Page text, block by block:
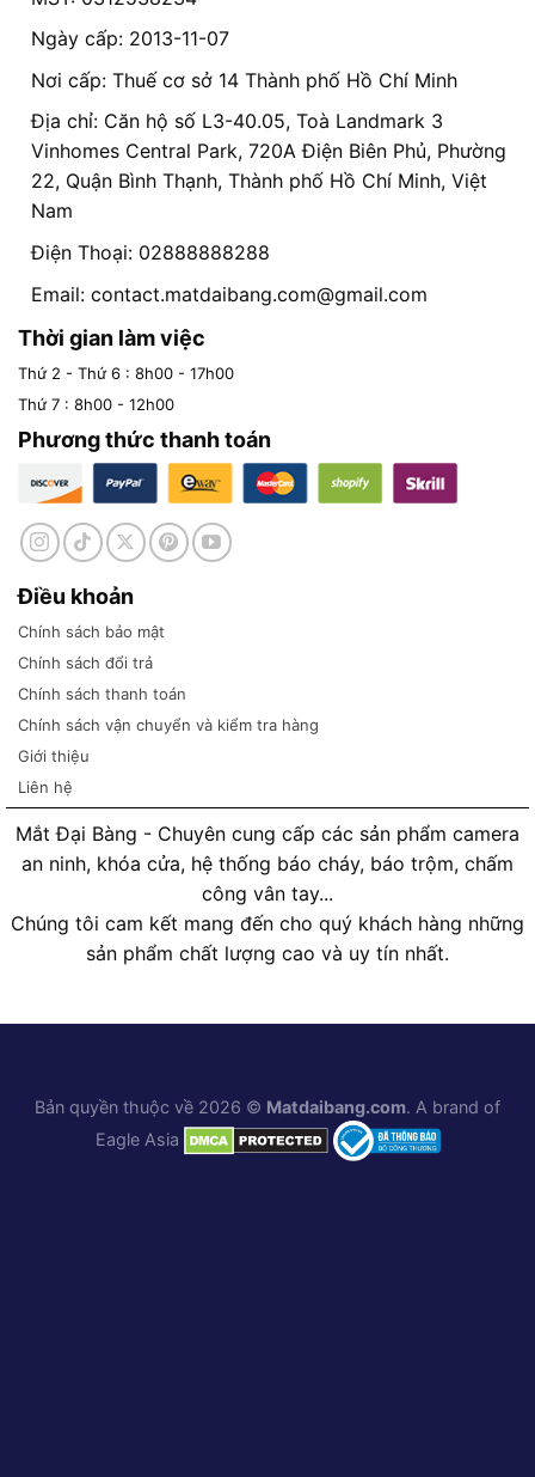
Ngày cấp: 2013-11-07
Nơi cấp: Thuế cơ sở 14 Thành phố Hồ Chí Minh
Địa chỉ: Căn hộ số L3-40.05, Toà Landmark 3
Vinhomes Central Park, 720A Điện Biên Phủ, Phường
22, Quận Bình Thạnh, Thành phố Hồ Chí Minh, Việt
Nam
Điện Thoại: 02888888288
Email: contact.matdaibang.com@gmail.com
Thời gian làm việc
Thứ 2 - Thứ 6 : 8h00 - 17h00
Thứ 7 : 8h00 - 12h00
Phương thức thanh toán
Điều khoản
Chính sách bảo mật
Chính sách đổi trả
Chính sách thanh toán
Chính sách vận chuyển và kiểm tra hàng
Giới thiệu
Liên hệ
Mắt Đại Bàng - Chuyên cung cấp các sản phẩm camera
an ninh, khóa cửa, hệ thống báo cháy, báo trộm, chấm
công vân tay...
Chúng tôi cam kết mang đến cho quý khách hàng những
sản phẩm chất lượng cao và uy tín nhất.
Bản quyền thuộc về 2026 © Matdaibang.com. A brand of
Eagle Asia